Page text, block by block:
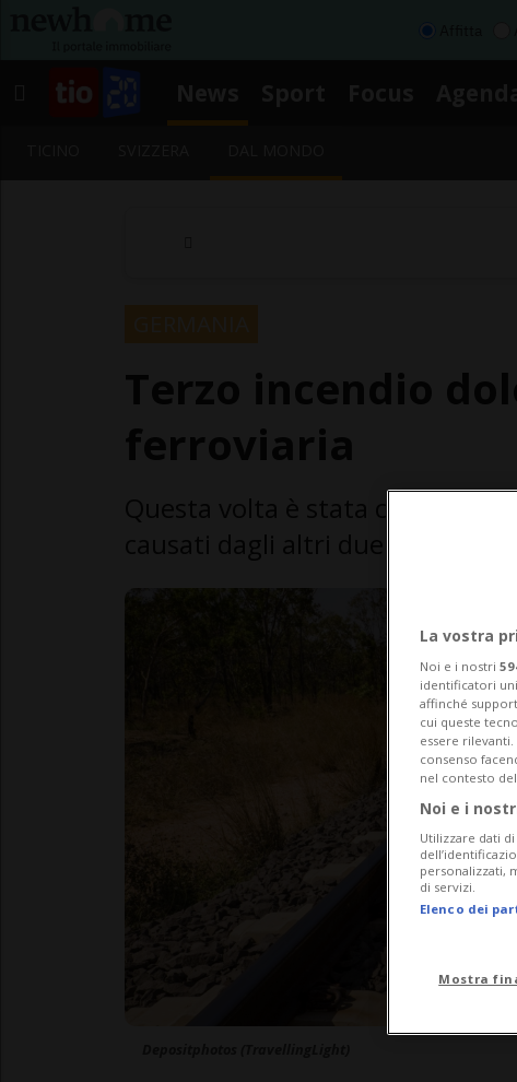
La vostra
Noi e i nostri
identificatori
affinché
cui queste
essere
consenso
nel contesto
Noi e i
Utilizzare dati
personalizzati,
di servizi.
Elenco dei
Mostra